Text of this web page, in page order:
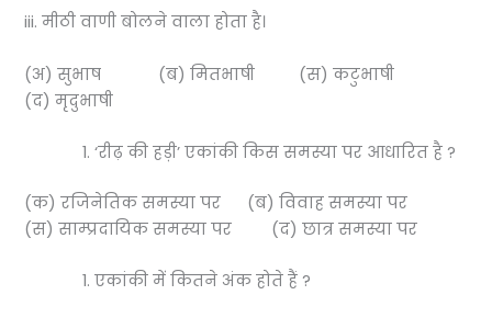
iii. मीठी वाणी बोलने वाला होता है।
(अ) सुभाष (ब) मितभाषी (स) कटुभाषी
(द) मृदुभाषी
‘रीढ़ की हड़ी’ एकांकी किस समस्या पर आधारित है ?
(क) रजिनेतिक समस्या पर (ब) विवाह समस्या पर
(स) साम्प्रदायिक समस्या पर (द) छात्र समस्या पर
एकांकी में कितने अंक होते हैं ?